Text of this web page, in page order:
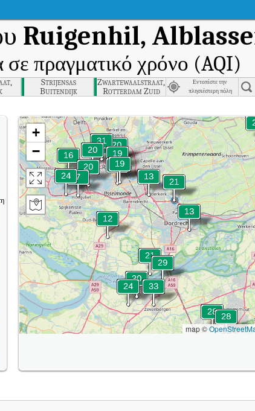
Ruigenhil,
σε πραγματικό χρόνο (AQI)
Strijensas
Buitendijk
Zwartewaalstraat,
Rotterdam Zuid
Εντοπίστε την
πλησιέστερη πόλη
χρόνο (AQI) της Ruigenhil, Alblasserdam.
+
−
map ©